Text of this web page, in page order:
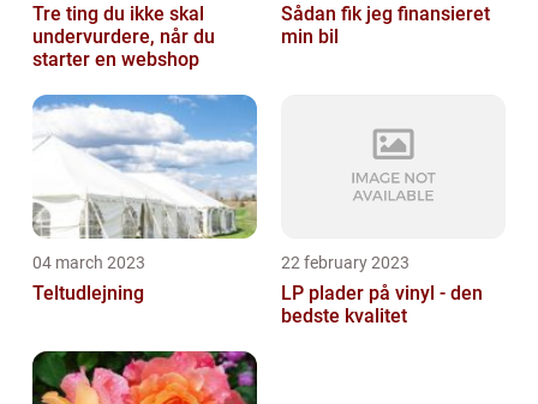
Tre ting du ikke skal
undervurdere, når du
starter en webshop
Sådan fik jeg finansieret
min bil
04 march 2023
Teltudlejning
22 february 2023
LP plader på vinyl - den
bedste kvalitet